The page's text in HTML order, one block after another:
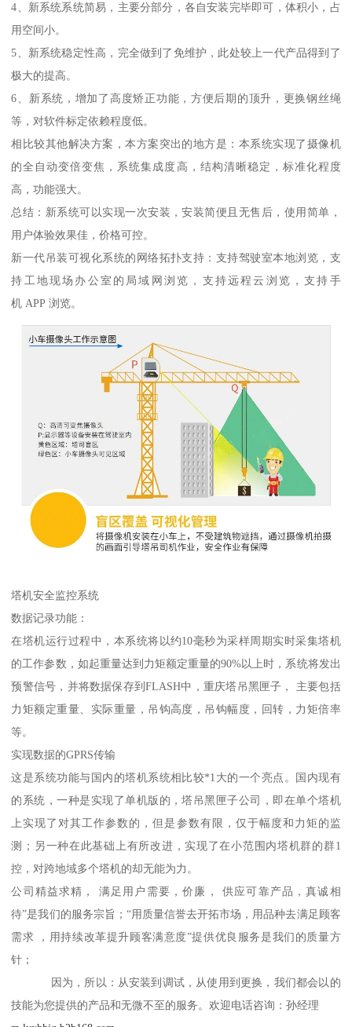
4、新系统系统简易，主要分部分，各自安装完毕即可，体积小，占
用空间小。
5、新系统稳定性高，完全做到了免维护，此处较上一代产品得到了
极大的提高。
6、新系统，增加了高度矫正功能，方便后期的顶升，更换钢丝绳
等，对软件标定依赖程度低。
相比较其他解决方案，本方案突出的地方是：本系统实现了摄像机
的全自动变倍变焦，系统集成度高，结构清晰稳定，标准化程度
高，功能强大。
总结：新系统可以实现一次安装，安装简便且无售后，使用简单，
用户体验效果佳，价格可控。
新一代吊装可视化系统的网络拓扑支持：支持驾驶室本地浏览，支
持工地现场办公室的局域网浏览，支持远程云浏览，支持手
机 APP 浏览。
塔机安全监控系统
数据记录功能：
在塔机运行过程中，本系统将以约10毫秒为采样周期实时采集塔机
的工作参数，如起重量达到力矩额定重量的90%以上时，系统将发出
预警信号，并将数据保存到FLASH中，重庆塔吊黑匣子， 主要包括
力矩额定重量、实际重量，吊钩高度，吊钩幅度，回转，力矩倍率
等。
实现数据的GPRS传输
这是系统功能与国内的塔机系统相比较*1大的一个亮点。国内现有
的系统，一种是实现了单机版的，塔吊黑匣子公司，即在单个塔机
上实现了对其工作参数的，但是参数有限，仅于幅度和力矩的监
测；另一种在此基础上有所改进，实现了在小范围内塔机群的群1
控，对跨地域多个塔机的却无能为力。
公司精益求精， 满足用户需要，价廉， 供应可靠产品，真诚相
待”是我们的服务宗旨；“用质量信誉去开拓市场，用品种去满足顾客
需求 ，用持续改革提升顾客满意度”提供优良服务是我们的质量方
针；
因为，所以：从安装到调试，从使用到更换，我们都会以的
技能为您提供的产品和无微不至的服务。欢迎电话咨询：孙经理